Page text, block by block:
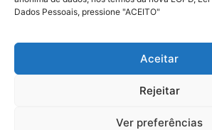
Dados Pessoais, pressione "ACEITO"
Aceitar
Rejeitar
Ver preferências
Registre Seus
Momentos Em
COTE E CONTRATE AGORA